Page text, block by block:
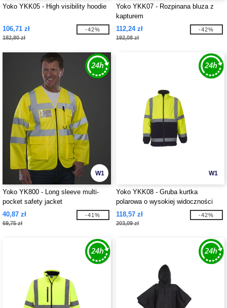
Yoko YKK05 - High visibility hoodie
106,71 zł
182,80 zł
-42%
Yoko YKK07 - Rozpinana bluza z
kapturem
112,24 zł
192,08 zł
-42%
W1
Yoko YK800 - Long sleeve multi-
pocket safety jacket
40,87 zł
69,75 zł
-41%
W1
Yoko YKK08 - Gruba kurtka
polarowa o wysokiej widoczności
118,57 zł
203,09 zł
-42%